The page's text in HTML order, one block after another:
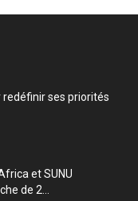
redéfinir ses priorités
et SUNU
de 2...